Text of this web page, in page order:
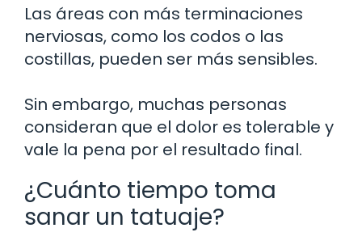
Las áreas con más terminaciones
nerviosas, como los codos o las
costillas, pueden ser más sensibles.
Sin embargo, muchas personas
consideran que el dolor es tolerable y
vale la pena por el resultado final.
¿Cuánto tiempo toma
sanar un tatuaje?